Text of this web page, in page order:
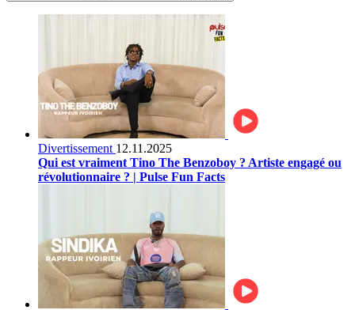
Divertissement 12.11.2025
Qui est vraiment Tino The Benzoboy ? Artiste engagé ou
révolutionnaire ? | Pulse Fun Facts